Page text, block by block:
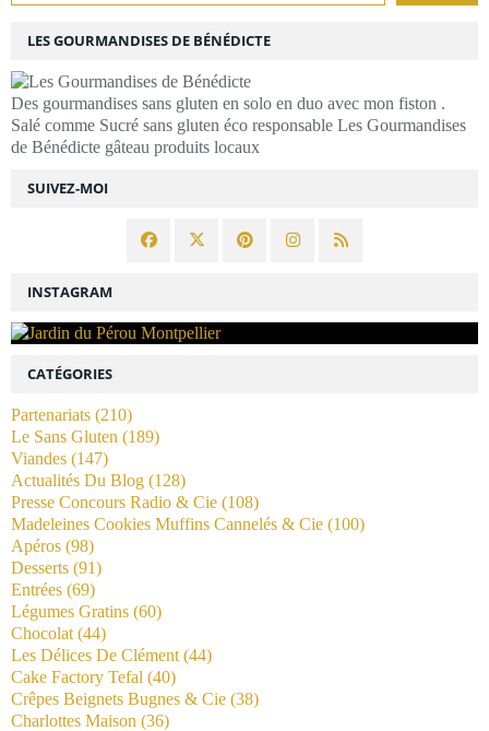
SUIVEZ-MOI
LES GOURMANDISES DE BÉNÉDICTE
Des gourmandises sans gluten en solo en duo avec mon fiston .
Salé comme Sucré sans gluten éco responsable Les Gourmandises
de Bénédicte gâteau produits locaux
INSTAGRAM
CATÉGORIES
Partenariats (210)
Le Sans Gluten (189)
Viandes (147)
Actualités Du Blog (128)
Presse Concours Radio & Cie (108)
Madeleines Cookies Muffins Cannelés & Cie (100)
Apéros (98)
Desserts (91)
Entrées (69)
Légumes Gratins (60)
Chocolat (44)
Les Délices De Clément (44)
Cake Factory Tefal (40)
Crêpes Beignets Bugnes & Cie (38)
Charlottes Maison (36)